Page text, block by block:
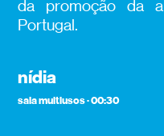
da promoção da
Portugal.
nídia
sala multiusos · 00:30